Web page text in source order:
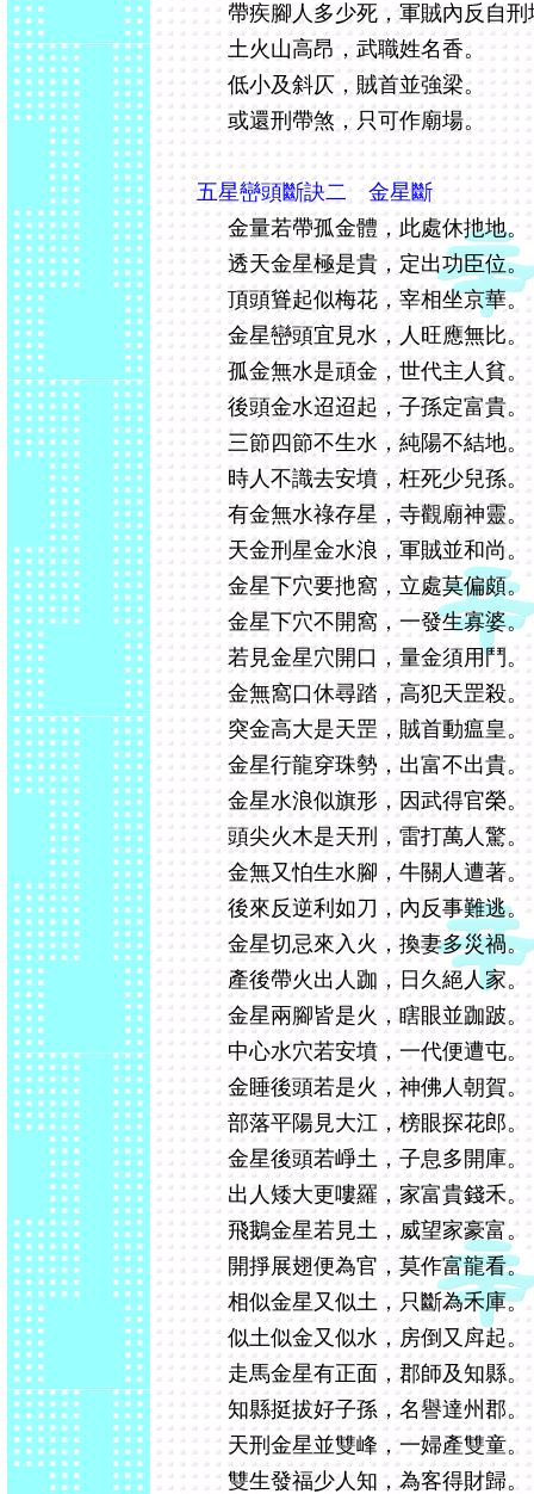
帶疾腳人多少死，軍賊內反自刑
土火山高昂，武職姓名香。
低小及斜仄，賊首並強梁。
或還刑帶煞，只可作廟場。
五星巒頭斷訣二 金星斷
金量若帶孤金體，此處休扡地。
透天金星極是貴，定出功臣位。
頂頭聳起似梅花，宰相坐京華。
金星巒頭宜見水，人旺應無比。
孤金無水是頑金，世代主人貧。
後頭金水迢迢起，子孫定富貴。
三節四節不生水，純陽不結地。
時人不識去安墳，枉死少兒孫。
有金無水祿存星，寺觀廟神靈。
天金刑星金水浪，軍賊並和尚。
金星下穴要扡窩，立處莫偏頗。
金星下穴不開窩，一發生寡婆。
若見金星穴開口，量金須用鬥。
金無窩口休尋踏，高犯天罡殺。
突金高大是天罡，賊首動瘟皇。
金星行龍穿珠勢，出富不出貴。
金星水浪似旗形，因武得官榮。
頭尖火木是天刑，雷打萬人驚。
金無又怕生水腳，牛關人遭著。
後來反逆利如刀，內反事難逃。
金星切忌來入火，換妻多災禍。
產後帶火出人跏，日久絕人家。
金星兩腳皆是火，瞎眼並跏跛。
中心水穴若安墳，一代便遭屯。
金睡後頭若是火，神佛人朝賀。
部落平陽見大江，榜眼探花郎。
金星後頭若崢土，子息多開庫。
出人矮大更嘍羅，家富貴錢禾。
飛鵝金星若見土，威望家豪富。
開掙展翅便為官，莫作富龍看。
相似金星又似土，只斷為禾庫。
似土似金又似水，房倒又戽起。
走馬金星有正面，郡師及知縣。
知縣挺拔好子孫，名譽達州郡。
天刑金星並雙峰，一婦產雙童。
雙生發福少人知，為客得財歸。